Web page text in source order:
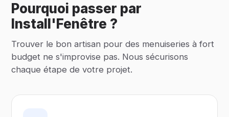
Pourquoi passer par
Install'Fenêtre ?
Trouver le bon artisan pour des menuiseries à fort
budget ne s'improvise pas. Nous sécurisons
chaque étape de votre projet.